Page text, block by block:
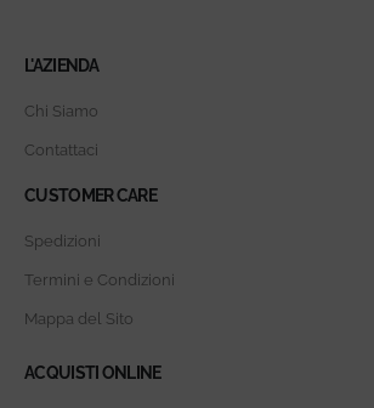
L'AZIENDA
Chi Siamo
Contattaci
CUSTOMER CARE
Spedizioni
Termini e Condizioni
Mappa del Sito
ACQUISTI ONLINE